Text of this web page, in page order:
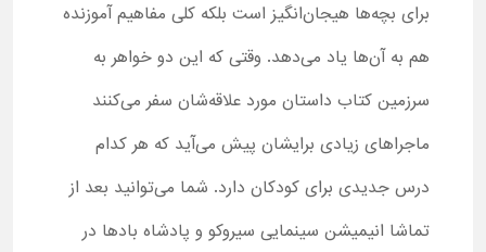
برای بچه‌ها هیجان‌انگیز است بلکه کلی مفاهیم آموزنده
هم به آن‌ها یاد می‌دهد. وقتی که این دو خواهر به
سرزمین کتاب داستان مورد علاقه‌شان سفر می‌کنند
ماجراهای زیادی برایشان پیش می‌‌آید که هر کدام
درس جدیدی برای کودکان دارد. شما می‌توانید بعد از
تماشا انیمیشن سینمایی سیروکو و پادشاه بادها در